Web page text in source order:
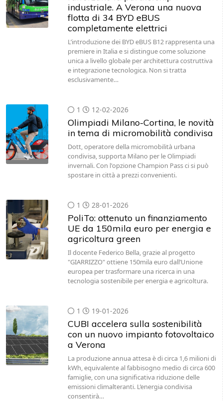
industriale. A Verona una nuova
flotta di 34 BYD eBUS
completamente elettrici
L’introduzione dei BYD eBUS B12 rappresenta una
premiere in Italia e si distingue come soluzione
unica a livello globale per architettura costruttiva
e integrazione tecnologica. Non si tratta
esclusivamente…
1 12-02-2026
Olimpiadi Milano-Cortina, le novità
in tema di micromobilità condivisa
Dott, operatore della micromobilità urbana
condivisa, supporta Milano per le Olimpiadi
invernali. Con l'opzione Champion Pass ci si può
spostare in città a prezzi convenienti.
1 28-01-2026
PoliTo: ottenuto un finanziamento
UE da 150mila euro per energia e
agricoltura green
Il docente Federico Bella, grazie al progetto
"GIARRIZZO" ottiene 150mila euro dall’Unione
europea per trasformare una ricerca in una
tecnologia sostenibile per energia e agricoltura.
1 19-01-2026
CUBI accelera sulla sostenibilità
con un nuovo impianto fotovoltaico
a Verona
La produzione annua attesa è di circa 1,6 milioni di
kWh, equivalente al fabbisogno medio di circa 600
famiglie, con una significativa riduzione delle
emissioni climalteranti. L’energia condivisa
consentirà…